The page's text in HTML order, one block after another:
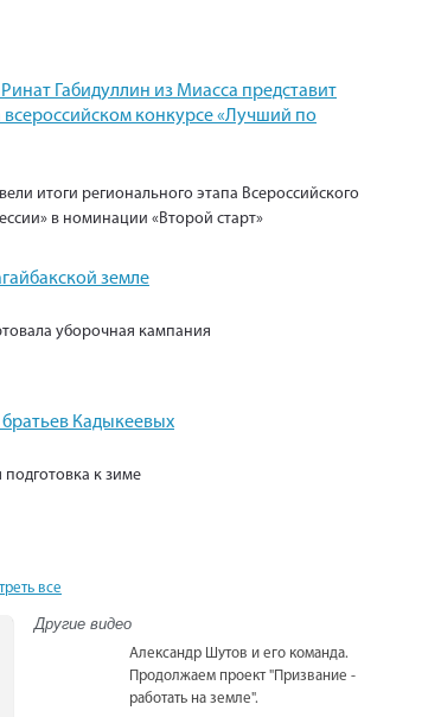
Габидуллин из Миасса представит
всероссийском конкурсе «Лучший по
итоги регионального этапа Всероссийского
в номинации «Второй старт»
земле
уборочная кампания
Кадыкеевых
к зиме
все
Другие видео
Александр Шутов и его команда.
Продолжаем проект "Призвание -
работать на земле".